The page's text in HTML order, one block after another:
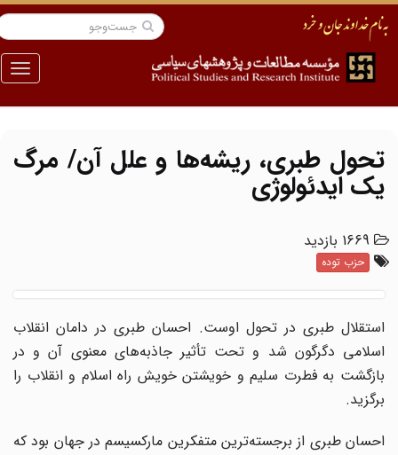
منو
تحول طبری، ریشه‌ها و علل آن/ مرگ
یک ایدئولوژی
1669 بازدید
حزب توده
استقلال طبری در تحول اوست. احسان طبری در دامان انقلاب
اسلامی دگرگون شد و تحت تأثیر جاذبه‌های معنوی آن و در
بازگشت به فطرت سلیم و خویشتن خویش راه اسلام و انقلاب را
برگزید.
احسان طبری از برجسته‌‌ترین متفکرین مارکسیسم در جهان بود که